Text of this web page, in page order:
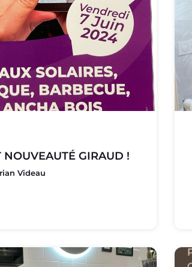
NOUVEAUTÉ GIRAUD !
Videau